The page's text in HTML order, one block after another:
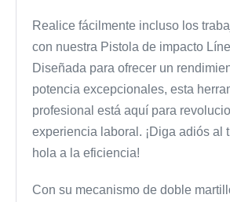
Realice fácilmente incluso los
con nuestra Pistola de impacto
Diseñada para ofrecer un
potencia excepcionales, esta
profesional está aquí para
experiencia laboral. ¡Diga adiós al
hola a la eficiencia!
Con su mecanismo de doble